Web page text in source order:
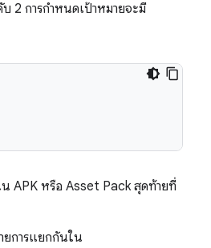
2 การกำหนดเป้าหมายจะมี
APK หรือ Asset Pack สุดท้ายที่
ยการแยกกันใน